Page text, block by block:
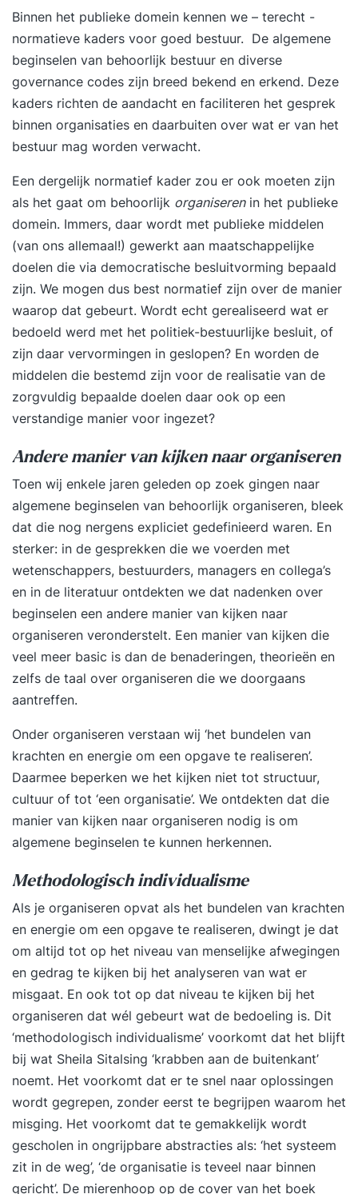
Binnen het publieke domein kennen we – terecht -
normatieve kaders voor goed bestuur. De algemene
beginselen van behoorlijk bestuur en diverse
governance codes zijn breed bekend en erkend. Deze
kaders richten de aandacht en faciliteren het gesprek
binnen organisaties en daarbuiten over wat er van het
bestuur mag worden verwacht.
Een dergelijk normatief kader zou er ook moeten zijn
als het gaat om behoorlijk organiserenin het publieke
domein. Immers, daar wordt met publieke middelen
(van ons allemaal!) gewerkt aan maatschappelijke
doelen die via democratische besluitvorming bepaald
zijn. We mogen dus best normatief zijn over de manier
waarop dat gebeurt. Wordt echt gerealiseerd wat er
bedoeld werd met het politiek-bestuurlijke besluit, of
zijn daar vervormingen in geslopen? En worden de
middelen die bestemd zijn voor de realisatie van de
zorgvuldig bepaalde doelen daar ook op een
verstandige manier voor ingezet?
Andere manier van kijken naar organiseren
Toen wij enkele jaren geleden op zoek gingen naar
algemene beginselen van behoorlijk organiseren, bleek
dat die nog nergens expliciet gedefinieerd waren. En
sterker: in de gesprekken die we voerden met
wetenschappers, bestuurders, managers en collega’s
en in de literatuur ontdekten we dat nadenken over
beginselen een andere manier van kijken naar
organiseren veronderstelt. Een manier van kijken die
veel meer basic is dan de benaderingen, theorieën en
zelfs de taal over organiseren die we doorgaans
aantreffen.
Onder organiseren verstaan wij ‘het bundelen van
krachten en energie om een opgave te realiseren’.
Daarmee beperken we het kijken niet tot structuur,
cultuur of tot ‘een organisatie’. We ontdekten dat die
manier van kijken naar organiseren nodig is om
algemene beginselen te kunnen herkennen.
Methodologisch individualisme
Als je organiseren opvat als het bundelen van krachten
en energie om een opgave te realiseren, dwingt je dat
om altijd tot op het niveau van menselijke afwegingen
en gedrag te kijken bij het analyseren van wat er
misgaat. En ook tot op dat niveau te kijken bij het
organiseren dat wél gebeurt wat de bedoeling is. Dit
‘methodologisch individualisme’ voorkomt dat het blijft
bij wat Sheila Sitalsing ‘krabben aan de buitenkant’
noemt. Het voorkomt dat er te snel naar oplossingen
wordt gegrepen, zonder eerst te begrijpen waarom het
misging. Het voorkomt dat te gemakkelijk wordt
gescholen in ongrijpbare abstracties als: ‘het systeem
zit in de weg’, ‘de organisatie is teveel naar binnen
gericht’. De mierenhoop op de cover van het boek